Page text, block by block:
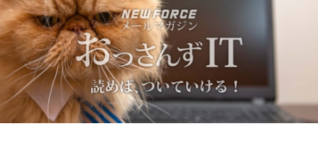
WEBコンテンツ
WEBマーケティング戦略立案 補助金の取得